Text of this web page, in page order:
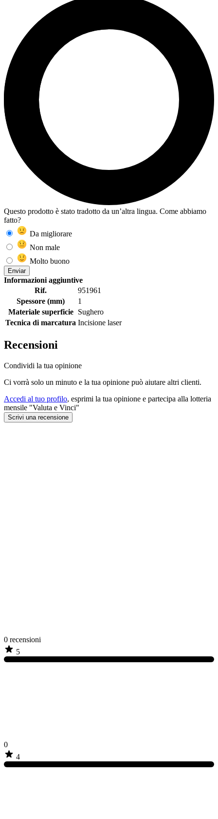
Questo prodotto è stato tradotto da un’altra lingua. Come abbiamo
fatto?
Da migliorare
Non male
Molto buono
Enviar
Informazioni aggiuntive
Rif.
951961
Spessore (mm)
1
Materiale superficie
Sughero
Tecnica di marcatura Incisione laser
Recensioni
Condividi la tua opinione
Ci vorrà solo un minuto e la tua opinione può aiutare altri clienti.
Accedi al tuo profilo, esprimi la tua opinione e partecipa alla lotteria
mensile "Valuta e Vinci"
Scrivi una recensione
0 recensioni
5
0
4